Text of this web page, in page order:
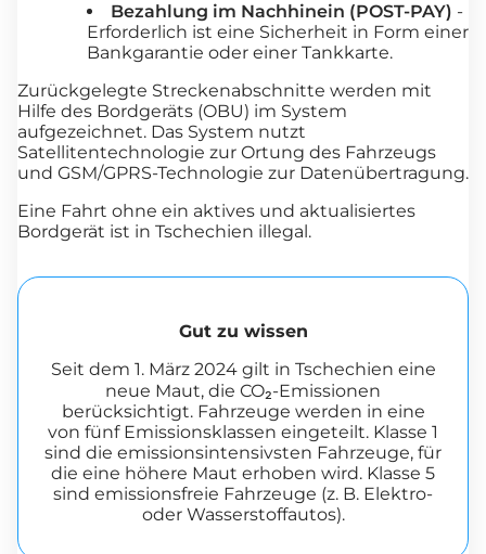
Bezahlung im Nachhinein (POST-PAY) -
Erforderlich ist eine Sicherheit in Form einer
Bankgarantie oder einer Tankkarte.
Zurückgelegte Streckenabschnitte werden mit
Hilfe des Bordgeräts (OBU) im System
aufgezeichnet. Das System nutzt
Satellitentechnologie zur Ortung des Fahrzeugs
und GSM/GPRS-Technologie zur Datenübertragung.
Eine Fahrt ohne ein aktives und aktualisiertes
Bordgerät ist in Tschechien illegal.
Gut zu wissen
Seit dem 1. März 2024 gilt in Tschechien eine
neue Maut, die CO₂-Emissionen
berücksichtigt. Fahrzeuge werden in eine
von fünf Emissionsklassen eingeteilt. Klasse 1
sind die emissionsintensivsten Fahrzeuge, für
die eine höhere Maut erhoben wird. Klasse 5
sind emissionsfreie Fahrzeuge (z. B. Elektro-
oder Wasserstoffautos).